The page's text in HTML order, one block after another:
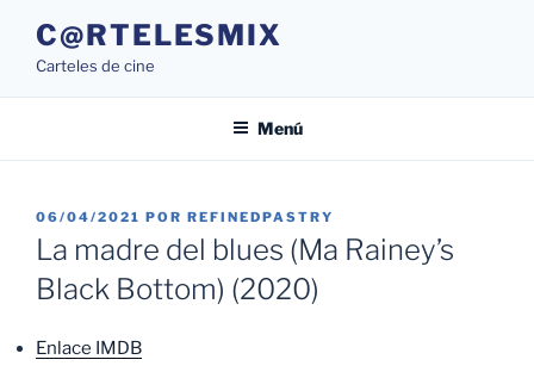
contenido
C@RTELESMIX
Carteles de cine
Menú
PUBLICADO
EL
06/04/2021 POR REFINEDPASTRY
La madre del blues (Ma Rainey’s
Black Bottom) (2020)
Enlace IMDB